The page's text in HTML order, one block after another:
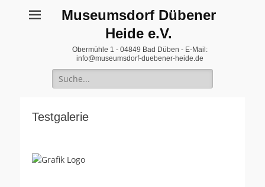
Museumsdorf Dübener
Heide e.V.
Obermühle 1 - 04849 Bad Düben - E-Mail:
info@museumsdorf-duebener-heide.de
Suche
für:
Testgalerie